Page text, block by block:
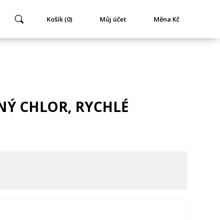
Košík (0) Můj účet Měna Kč
CHLOR, RYCHLÉ